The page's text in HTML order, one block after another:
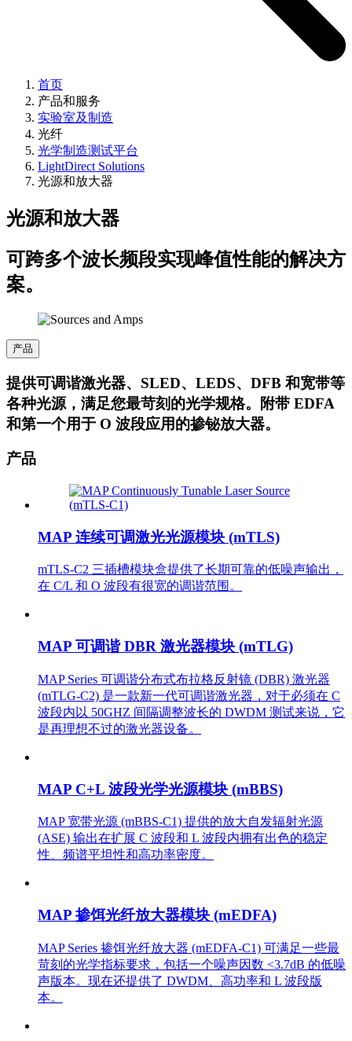
首页
产品和服务
实验室及制造
光纤
光学制造测试平台
LightDirect Solutions
光源和放大器
光源和放大器
可跨多个波长频段实现峰值性能的解决方
案。
产品
提供可调谐激光器、SLED、LEDS、DFB 和宽带等
各种光源，满足您最苛刻的光学规格。附带 EDFA
和第一个用于 O 波段应用的掺铋放大器。
产品
MAP 连续可调激光光源模块 (mTLS)
mTLS-C2 三插槽模块盒提供了长期可靠的低噪声输出，
在 C/L 和 O 波段有很宽的调谐范围。
MAP 可调谐 DBR 激光器模块 (mTLG)
MAP Series 可调谐分布式布拉格反射镜 (DBR) 激光器
(mTLG-C2) 是一款新一代可调谐激光器，对于必须在 C
波段内以 50GHZ 间隔调整波长的 DWDM 测试来说，它
是再理想不过的激光器设备。
MAP C+L 波段光学光源模块 (mBBS)
MAP 宽带光源 (mBBS-C1) 提供的放大自发辐射光源
(ASE) 输出在扩展 C 波段和 L 波段内拥有出色的稳定
性、频谱平坦性和高功率密度。
MAP 掺饵光纤放大器模块 (mEDFA)
MAP Series 掺饵光纤放大器 (mEDFA-C1) 可满足一些最
苛刻的光学指标要求，包括一个噪声因数 <3.7dB 的低噪
声版本。现在还提供了 DWDM、高功率和 L 波段版
本。